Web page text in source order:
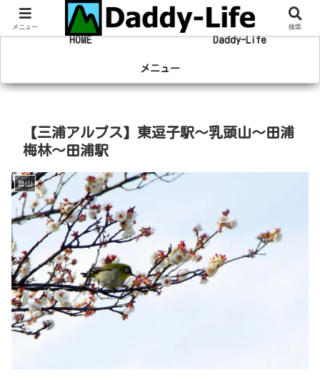
趣味の登山やマラソン、旅行の事を綴るブログ
HOME Daddy-Life
メニュー
【三浦アルプス】東逗子駅～乳頭山～田浦
梅林～田浦駅
登山
メニュー 検索